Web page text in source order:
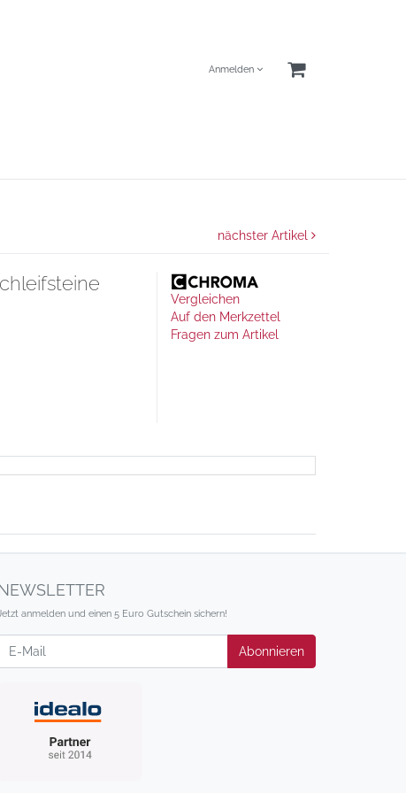
Anmelden
nächster Artikel
Vergleichen
Auf den Merkzettel
Fragen zum Artikel
anmelden und einen 5 Euro Gutschein sichern!
Newsletter
Abonnieren